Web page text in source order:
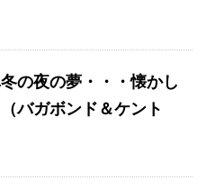
冬の夜の夢・・・懐かし
バガボンド＆ケント